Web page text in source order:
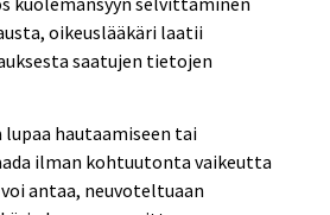
oikeuslääkäri laatii
saatujen tietojen
hautaamiseen tai
ilman kohtuutonta vaikeutta
antaa, neuvoteltuaan